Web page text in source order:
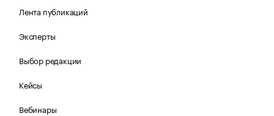
Лента публикаций
Эксперты
Выбор редакции
Кейсы
Вебинары